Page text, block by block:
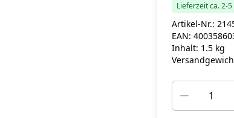
Lieferzeit ca. 2-5
Artikel-Nr.:
EAN:
Inhalt: 1.5 kg